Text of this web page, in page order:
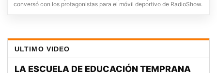
conversó con los protagonistas para el móvil deportivo de RadioShow.
ULTIMO VIDEO